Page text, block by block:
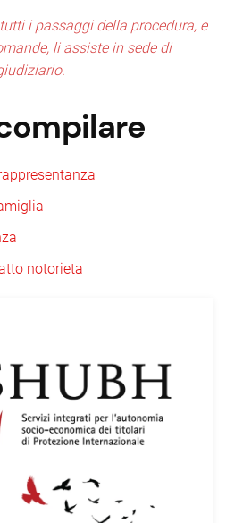
i passaggi della procedura, e
li assiste in sede di
notorieta